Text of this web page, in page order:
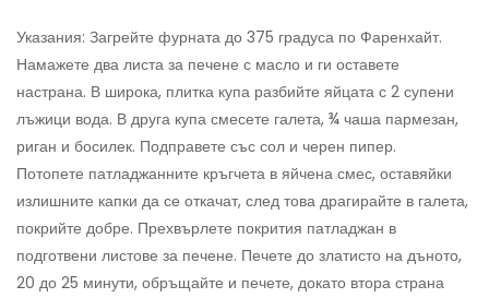
Указания: Загрейте фурната до 375 градуса по Фаренхайт.
Намажете два листа за печене с масло и ги оставете
настрана. В широка, плитка купа разбийте яйцата с 2 супени
лъжици вода. В друга купа смесете галета, ¾ чаша пармезан,
риган и босилек. Подправете със сол и черен пипер.
Потопете патладжанните кръгчета в яйчена смес, оставяйки
излишните капки да се откачат, след това драгирайте в галета,
покрийте добре. Прехвърлете покрития патладжан в
подготвени листове за печене. Печете до златисто на дъното,
20 до 25 минути, обръщайте и печете, докато втора страна